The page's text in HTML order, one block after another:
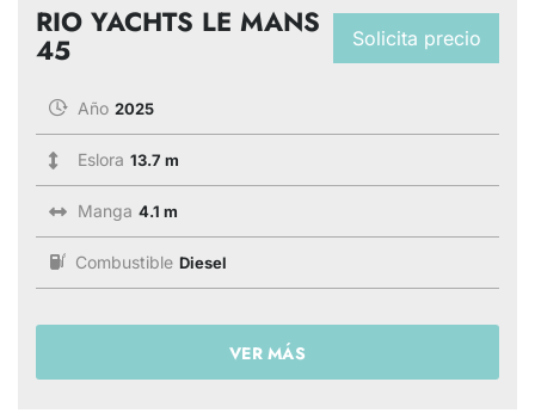
Solicita precio
RIO YACHTS LE MANS
45
Año 2025
Eslora 13.7 m
Manga 4.1 m
Combustible Diesel
VER MÁS